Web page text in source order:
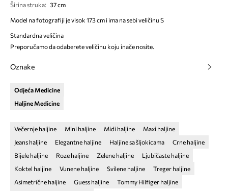
Širina struka: 37 cm
Model na fotografiji je visok 173 cm i ima na sebi veličinu S
Standardna veličina
Preporučamo da odaberete veličinu koju inače nosite.
Oznake
Odjeća Medicine
Haljine Medicine
Večernje haljine Mini haljine Midi haljine
Maxi haljine
Jeans haljine
Elegantne haljine Haljine sa šljokicama
Crne haljine
Bijele haljine
Roze haljine Zelene haljine
Ljubičaste haljine
Koktel haljine
Vunene haljine Svilene haljine
Treger haljine
Asimetrične haljine
Guess haljine
Tommy Hilfiger haljine